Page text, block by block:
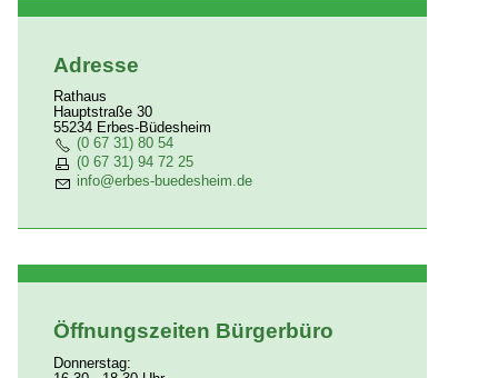
Adresse
Rathaus
Hauptstraße 30
55234 Erbes-Büdesheim
(0 67 31) 80 54
(0 67 31) 94 72 25
nf
rb s-b d sh m d
Öffnungszeiten Bürgerbüro
Donnerstag: